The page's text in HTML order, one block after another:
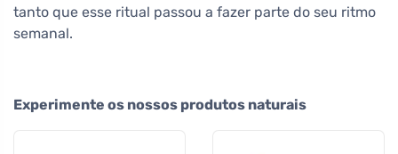
tanto que esse ritual passou a fazer parte do seu ritmo
semanal.
Experimente os nossos produtos naturais